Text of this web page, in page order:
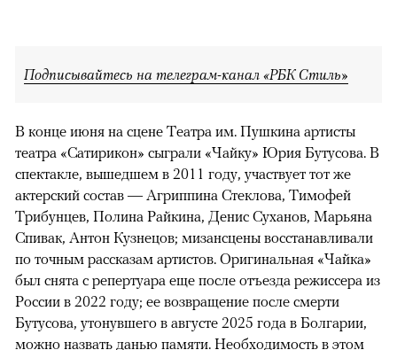
Подписывайтесь на телеграм-канал «РБК Стиль»
В конце июня на сцене Театра им. Пушкина артисты
театра «Сатирикон» сыграли «Чайку» Юрия Бутусова. В
спектакле, вышедшем в 2011 году, участвует тот же
актерский состав — Агриппина Стеклова, Тимофей
Трибунцев, Полина Райкина, Денис Суханов, Марьяна
Спивак, Антон Кузнецов; мизансцены восстанавливали
по точным рассказам артистов. Оригинальная «Чайка»
был снята с репертуара еще после отъезда режиссера из
России в 2022 году; ее возвращение после смерти
Бутусова, утонувшего в августе 2025 года в Болгарии,
можно назвать данью памяти. Необходимость в этом